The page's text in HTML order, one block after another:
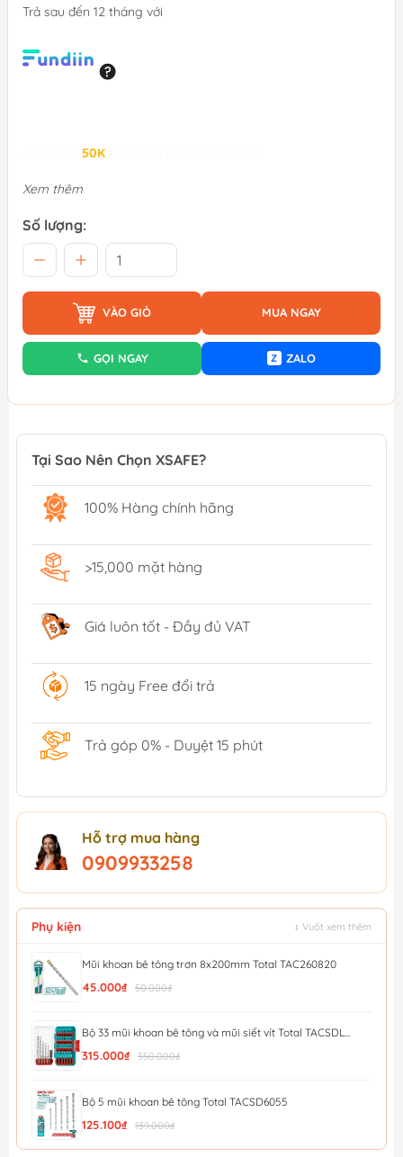
Trả sau đến 12 tháng với
50K
Xem thêm
Số lượng:
VÀO GIỎ MUA NGAY
GỌI NGAY Z ZALO
Tại Sao Nên Chọn XSAFE?
100% Hàng chính hãng
>15,000 mặt hàng
Giá luôn tốt - Đầy đủ VAT
15 ngày Free đổi trả
Trả góp 0% - Duyệt 15 phút
Hỗ trợ mua hàng
0909933258
Phụ kiện ↕ Vuốt xem thêm
Mũi khoan bê tông trơn 8x200mm Total TAC260820
45.000₫ 50.000₫
Bộ 33 mũi khoan bê tông và mũi siết vít Total TACSDL...
315.000₫ 350.000₫
Bộ 5 mũi khoan bê tông Total TACSD6055
125.100₫ 139.000₫